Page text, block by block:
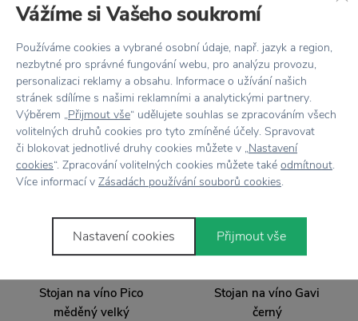
Stojan na lahve Noe
2 189 Kč
Stojan na lahve Noe bílý
2 189 Kč
−60 %
Stojan na víno Pico
měděný velký
−60 %
Stojan na víno Gavi
černý
Vážíme si Vašeho soukromí
Používáme cookies a vybrané osobní údaje, např. jazyk a region,
nezbytné pro správné fungování webu, pro analýzu provozu,
personalizaci reklamy a obsahu. Informace o užívání našich
stránek sdílíme s našimi reklamními a analytickými partnery.
Výběrem „Přijmout vše“ udělujete souhlas se zpracováním všech
volitelných druhů cookies pro tyto zmíněné účely. Spravovat
či blokovat jednotlivé druhy cookies můžete v „Nastavení
cookies“. Zpracování volitelných cookies můžete také odmítnout.
Více informací v Zásadách používání souborů cookies.
Nastavení cookies Přijmout vše